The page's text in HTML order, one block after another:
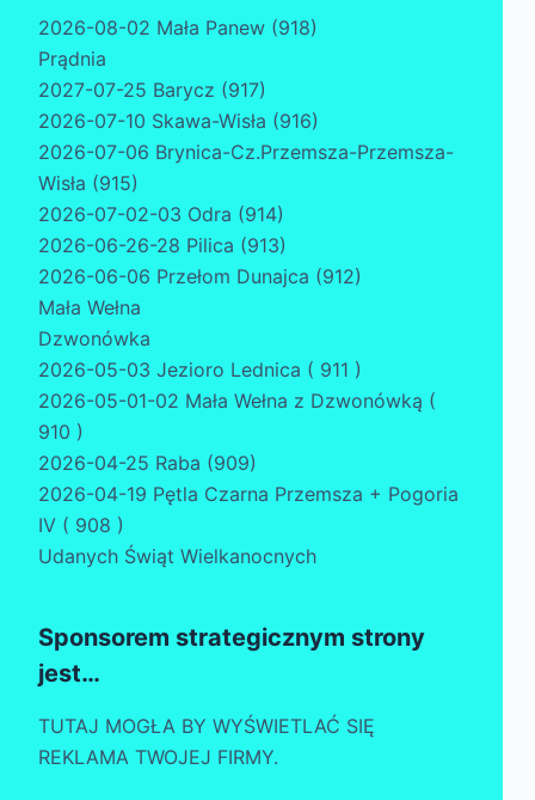
2026-08-02 Mała Panew (918)
Prądnia
2027-07-25 Barycz (917)
2026-07-10 Skawa-Wisła (916)
2026-07-06 Brynica-Cz.Przemsza-Przemsza-
Wisła (915)
2026-07-02-03 Odra (914)
2026-06-26-28 Pilica (913)
2026-06-06 Przełom Dunajca (912)
Mała Wełna
Dzwonówka
2026-05-03 Jezioro Lednica ( 911 )
2026-05-01-02 Mała Wełna z Dzwonówką (
910 )
2026-04-25 Raba (909)
2026-04-19 Pętla Czarna Przemsza + Pogoria
IV ( 908 )
Udanych Świąt Wielkanocnych
Sponsorem strategicznym strony
jest…
TUTAJ MOGŁA BY WYŚWIETLAĆ SIĘ
REKLAMA TWOJEJ FIRMY.